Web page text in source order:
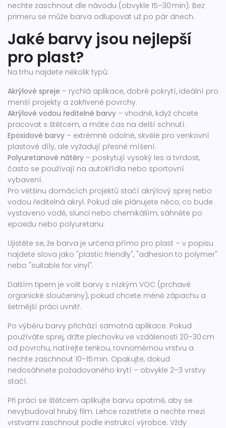
nechte zaschnout dle návodu (obvykle 15–30 min). Bez
primeru se může barva odlupovat už po pár dnech.
Jaké barvy jsou nejlepší
pro plast?
Na trhu najdete několik typů:
Akrýlové spreje – rychlá aplikace, dobré pokrytí, ideální pro
menší projekty a zakřivené povrchy.
Akrýlové vodou ředitelné barvy – vhodné, když chcete
pracovat s štětcem, a máte čas na delší schnutí.
Epoxidové barvy – extrémně odolné, skvělé pro venkovní
plastové díly, ale vyžadují přesné míšení.
Polyuretanové nátěry – poskytují vysoký les a tvrdost,
často se používají na autokřídla nebo sportovní
vybavení.
Pro většinu domácích projektů stačí akrýlový sprej nebo
vodou ředitelná akryl. Pokud ale plánujete něco, co bude
vystaveno vodě, slunci nebo chemikáliím, sáhněte po
epoxidu nebo polyuretanu.
Ujistěte se, že barva je určena přímo pro plast – v popisu
najdete slova jako "plastic friendly", "adhesion to polymer"
nebo "suitable for vinyl".
Dalším tipem je volit barvy s nízkým VOC (prchavé
organické sloučeniny), pokud chcete méně zápachu a
šetrnější práci uvnitř.
Po výběru barvy přichází samotná aplikace. Pokud
používáte sprej, držte plechovku ve vzdálenosti 20–30 cm
od povrchu, natírejte tenkou, rovnoměrnou vrstvu a
nechte zaschnout 10–15 min. Opakujte, dokud
nedosáhnete požadovaného krytí – obvykle 2–3 vrstvy
stačí.
Při práci se štětcem aplikujte barvu opatrně, aby se
nevybudoval hrubý film. Lehce rozetřete a nechte mezi
vrstvami zaschnout podle instrukcí výrobce. Vždy